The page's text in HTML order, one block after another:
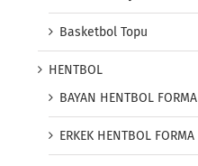
Basketbol Topu
HENTBOL
BAYAN HENTBOL FORMA
ERKEK HENTBOL FORMA